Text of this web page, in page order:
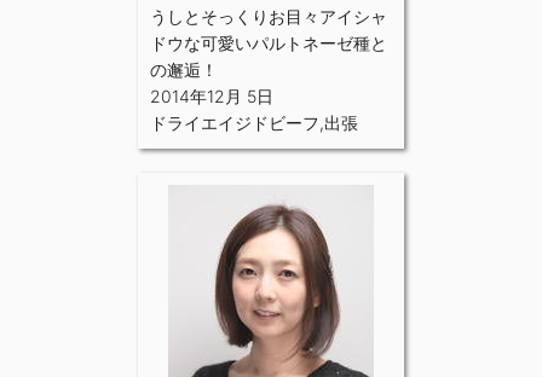
うしとそっくりお目々アイシャ
ドウな可愛いパルトネーゼ種と
の邂逅！
2014年12月 5日
ドライエイジドビーフ,出張